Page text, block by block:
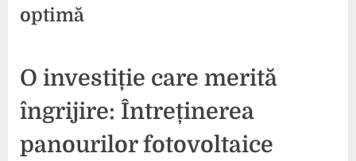
optimă
on
noiembrie
2024
O investiție care merită
îngrijire: Întreținerea
panourilor fotovoltaice